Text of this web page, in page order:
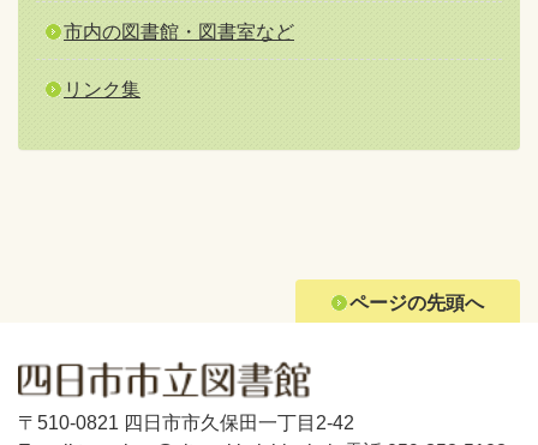
市内の図書館・図書室など
リンク集
ページの先頭へ
〒510-0821 四日市市久保田一丁目2-42